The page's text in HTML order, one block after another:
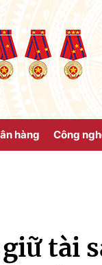
hàng Công
tài